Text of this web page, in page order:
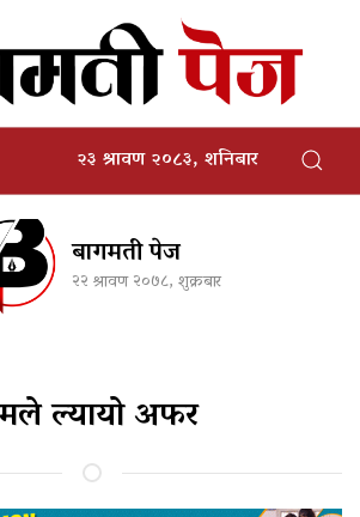
२३ श्रावण २०८३, शनिबार
बागमती पेज
२२ श्रावण २०७८, शुक्रबार
ल्यायो अफर